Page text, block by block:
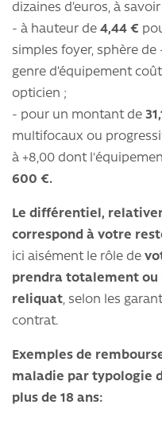
dizaines d’euros, à savoir
- à hauteur de 4,44 €
simples foyer, sphère de
genre d’équipement
opticien ;
- pour un montant de
multifocaux ou
à +8,00 dont
600 €.
Le différentiel,
correspond à votre
ici aisément le rôle de
prendra totalement ou
reliquat, selon les
contrat.
Exemples de
maladie par typologie
plus de 18 ans: